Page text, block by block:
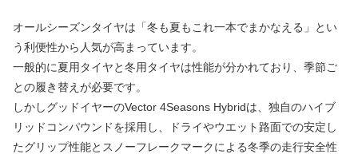
オールシーズンタイヤは「冬も夏もこれ一本でまかなえる」とい
う利便性から人気が高まっています。
一般的に夏用タイヤと冬用タイヤは性能が分かれており、季節ご
との履き替えが必要です。
しかしグッドイヤーのVector 4Seasons Hybridは、独自のハイブ
リッドコンパウンドを採用し、ドライやウエット路面での安定し
たグリップ性能とスノーフレークマークによる冬季の走行安全性